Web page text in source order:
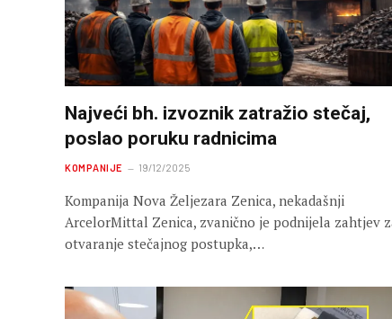
Najveći bh. izvoznik zatražio stečaj,
poslao poruku radnicima
KOMPANIJE 19/12/2025
Kompanija Nova Željezara Zenica, nekadašnji
ArcelorMittal Zenica, zvanično je podnijela zahtjev
otvaranje stečajnog postupka,…